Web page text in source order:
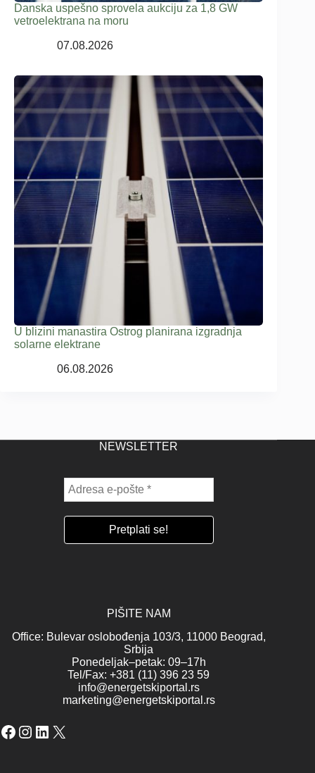
Danska uspešno sprovela aukciju za 1,8 GW
vetroelektrana na moru
07.08.2026
U blizini manastira Ostrog planirana izgradnja
solarne elektrane
06.08.2026
NEWSLETTER
PIŠITE NAM
Office: Bulevar oslobođenja 103/3, 11000 Beograd,
Srbija
Ponedeljak–petak: 09–17h
Tel/Fax: +381 (11) 396 23 59
info@energetskiportal.rs
marketing@energetskiportal.rs
Facebook
Instagram
LinkedIn
X